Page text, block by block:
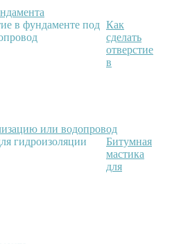
Как
сделать
отверстие
в
или водопровод
Битумная
мастика
для